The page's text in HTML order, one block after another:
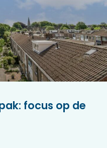
focus op de